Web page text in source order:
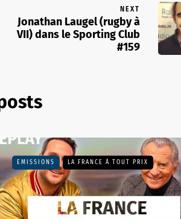
NEXT
Jonathan Laugel (rugby à
VII) dans le Sporting Club
#159
EMISSIONS LA FRANCE À TOUT PRIX